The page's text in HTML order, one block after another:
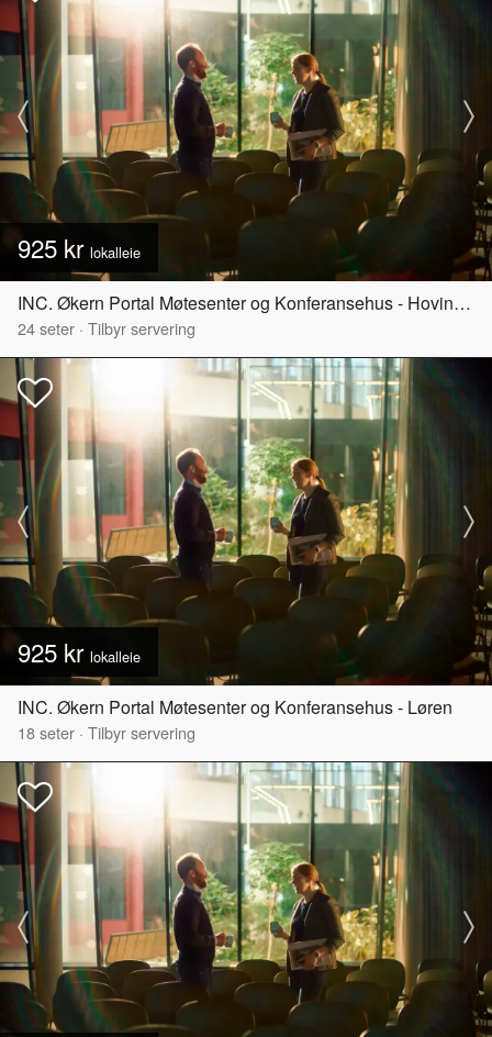
925 kr lokalleie
INC. Økern Portal Møtesenter og Konferansehus - Hovinbyen
24seter · Tilbyr servering
925 kr lokalleie
INC. Økern Portal Møtesenter og Konferansehus - Løren
18seter · Tilbyr servering